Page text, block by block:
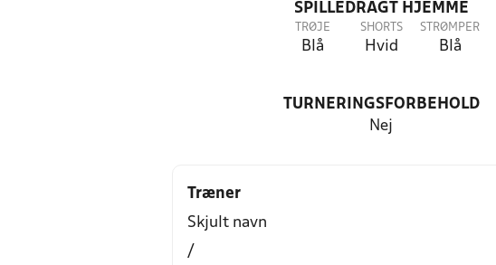
SPILLEDRAGT HJEMME
TRØJE
Blå
SHORTS
Hvid
STRØMPER
Blå
TURNERINGSFORBEHOLD
Nej
Træner
Skjult navn
/